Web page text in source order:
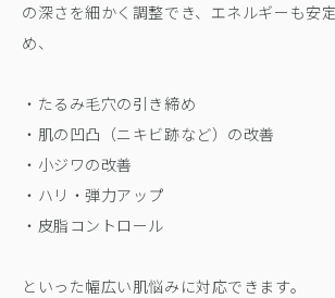
の深さを細かく調整でき、エネルギーも安
め、
・たるみ毛穴の引き締め
・肌の凹凸（ニキビ跡など）の改善
・小ジワの改善
・ハリ・弾力アップ
・皮脂コントロール
といった幅広い肌悩みに対応できます。